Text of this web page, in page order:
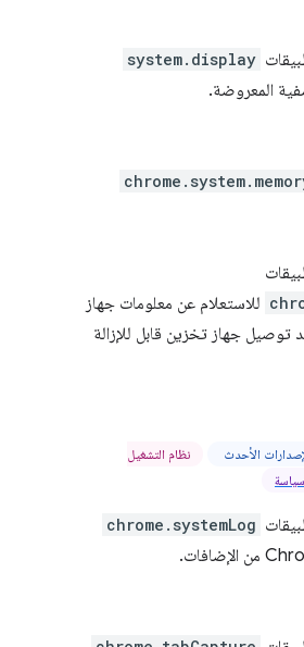
system.display
المعروضة.
للاستعلام عن معلومات جهاز
توصيل جهاز تخزين قابل للإزالة
نظام التشغيل
chrome.systemLog